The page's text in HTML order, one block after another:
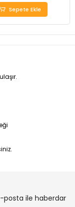
Sepete Ekle
posta ile haberdar